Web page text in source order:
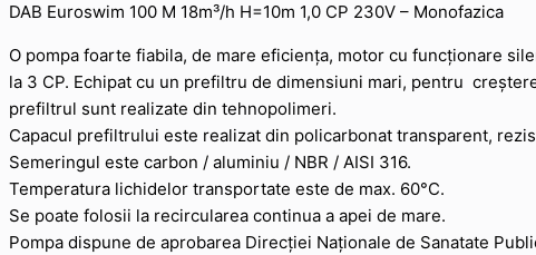
DAB Euroswim 100 M 18m³/h H=10m 1,0 CP 230V – Monofazica
O pompa foarte fiabila, de mare eficiența, motor cu funcționare
la 3 CP. Echipat cu un prefiltru de dimensiuni mari, pentru
prefiltrul sunt realizate din tehnopolimeri.
Capacul prefiltrului este realizat din policarbonat transparent,
Semeringul este carbon / aluminiu / NBR / AISI 316.
Temperatura lichidelor transportate este de max. 60°C.
Se poate folosii la recircularea continua a apei de mare.
Pompa dispune de aprobarea Direcției Naționale de Sanatate